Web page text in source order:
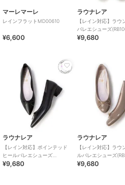
マーレマーレ
レインフラットMD00610
¥6,600
ラウナレア
【レイン対応】ラウ
バレエシューズ
¥9,680
ラウナレア
【レイン対応】ポインテッド
ヒールバレエシューズ
(RB9001A)
¥9,680
ラウナレア
【レイン対応】ラウ
ルバレエシューズ
¥9,680